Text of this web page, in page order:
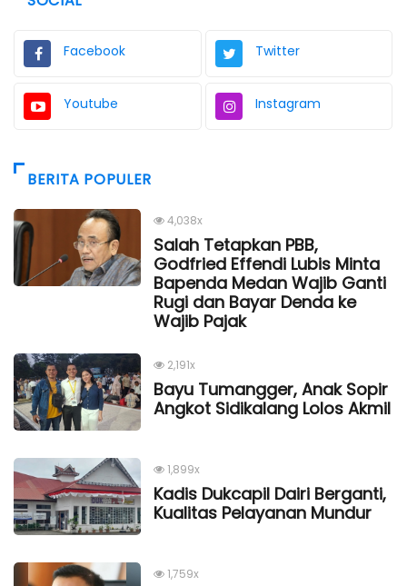
Facebook Twitter
Youtube Instagram
BERITA POPULER
4,038x
Salah Tetapkan PBB,
Godfried Effendi Lubis Minta
Bapenda Medan Wajib Ganti
Rugi dan Bayar Denda ke
Wajib Pajak
2,191x
Bayu Tumangger, Anak Sopir
Angkot Sidikalang Lolos Akmil
1,899x
Kadis Dukcapil Dairi Berganti,
Kualitas Pelayanan Mundur
1,759x